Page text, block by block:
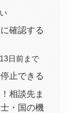
解約まと
ワザ
い？バロ
から解約
を完全攻略
確認する
日前まで
止できる
相談先ま
・国の機